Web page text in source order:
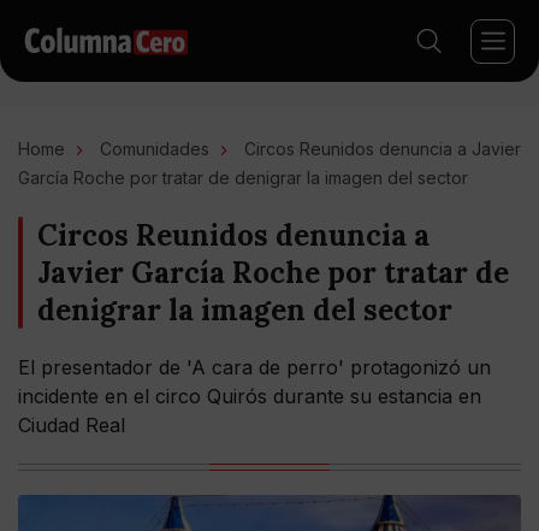
Home Comunidades
Circos Reunidos denuncia a Javier
García Roche por tratar de denigrar la imagen del sector
Circos Reunidos denuncia a
Javier García Roche por tratar de
denigrar la imagen del sector
El presentador de 'A cara de perro' protagonizó un
incidente en el circo Quirós durante su estancia en
Ciudad Real